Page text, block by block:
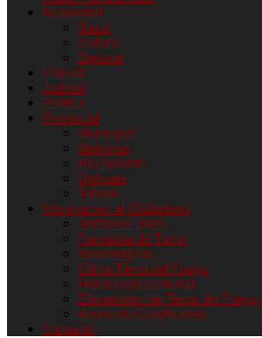
Actualidad
Salud
Cultura
Deporte
Policial
Judicial
Política
Provincial
Municipal
Malvinas
Río Grande
Ushuaia
Tolhuin
Informacion al Ciudadano
Teléfonos útiles
Farmacia de Turno
Necrológicas
Clima Tierra del Fuego
Horóscopo semanal
Efemerides de Tierra del Fuego
Anuncios Clasificados
Contacto